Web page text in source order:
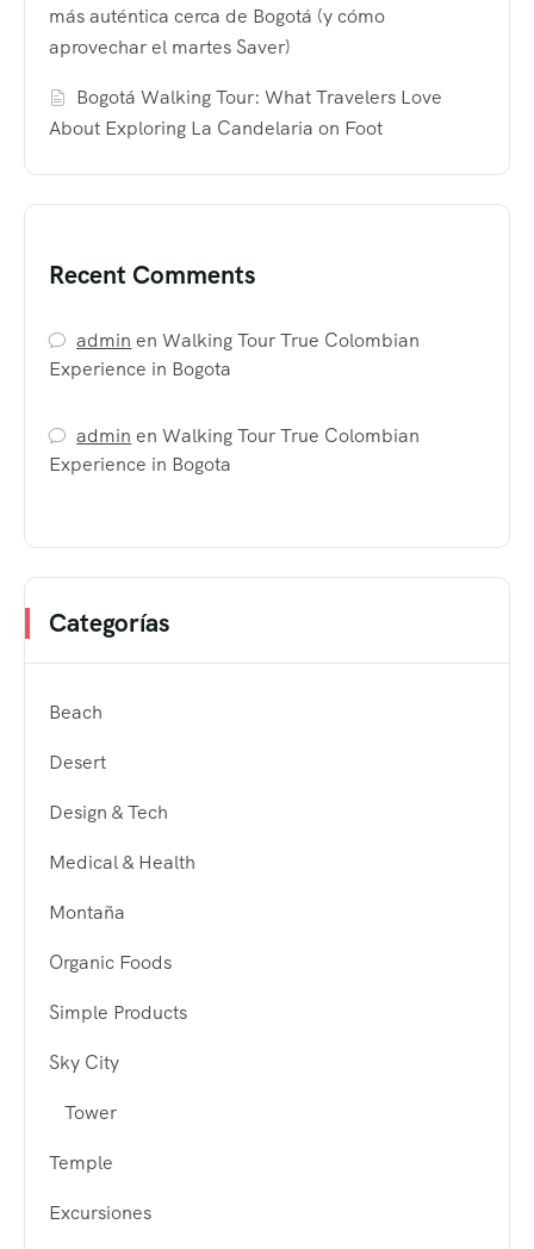
más auténtica cerca de Bogotá (y cómo
aprovechar el martes Saver)
Bogotá Walking Tour: What Travelers Love
About Exploring La Candelaria on Foot
Recent Comments
admin enWalking Tour True Colombian
Experience in Bogota
admin enWalking Tour True Colombian
Experience in Bogota
Categorías
Beach
Desert
Design & Tech
Medical & Health
Montaña
Organic Foods
Simple Products
Sky City
Tower
Temple
Excursiones